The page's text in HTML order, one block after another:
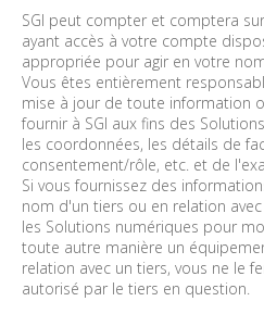
SGI peut compter et comptera
ayant accès à votre compte
appropriée pour agir en votre
Vous êtes entièrement
mise à jour de toute information
fournir à SGI aux fins des
les coordonnées, les détails de
consentement/rôle, etc. et de
Si vous fournissez des
nom d'un tiers ou en relation
les Solutions numériques pour
toute autre manière un
relation avec un tiers, vous ne le
autorisé par le tiers en question.